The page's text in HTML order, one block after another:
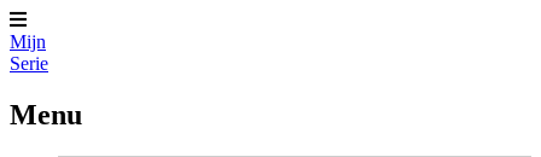
Mijn
Serie
Menu